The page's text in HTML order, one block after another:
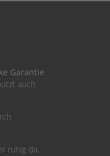
Garantie
auch
ruhig da,